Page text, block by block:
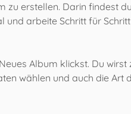
erstellen. Darin findest
arbeite Schritt für
Album klickst. Du
wählen und auch die Art